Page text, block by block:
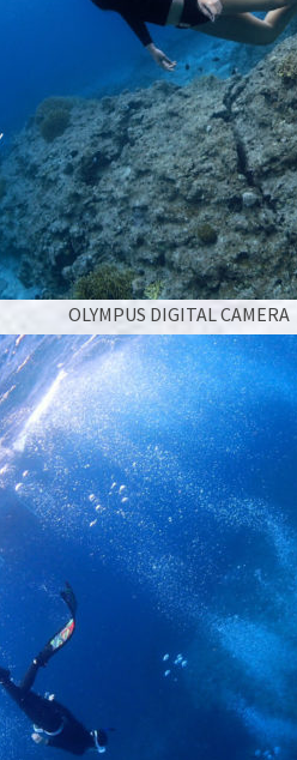
OLYMPUS DIGITAL CAMERA